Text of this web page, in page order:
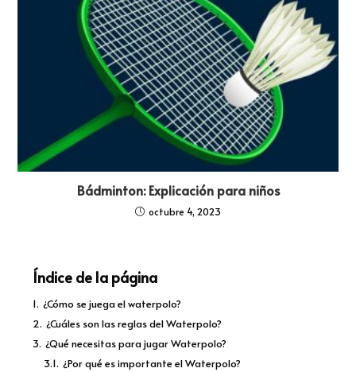
Bádminton: Explicación para niños
octubre 4, 2023
Índice de la página
1. ¿Cómo se juega el waterpolo?
2. ¿Cuáles son las reglas del Waterpolo?
3. ¿Qué necesitas para jugar Waterpolo?
3.1. ¿Por qué es importante el Waterpolo?